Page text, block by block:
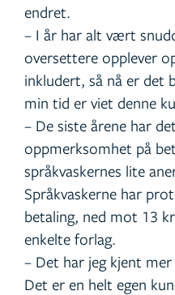
endret.
– I år har alt vært
oversettere opplever
inkludert, så nå er det
min tid er viet denne
– De siste årene har
oppmerksomhet på
språkvaskernes lite
Språkvaskerne har
betaling, ned mot 13
enkelte forlag.
– Det har jeg kjent
Det er en helt egen